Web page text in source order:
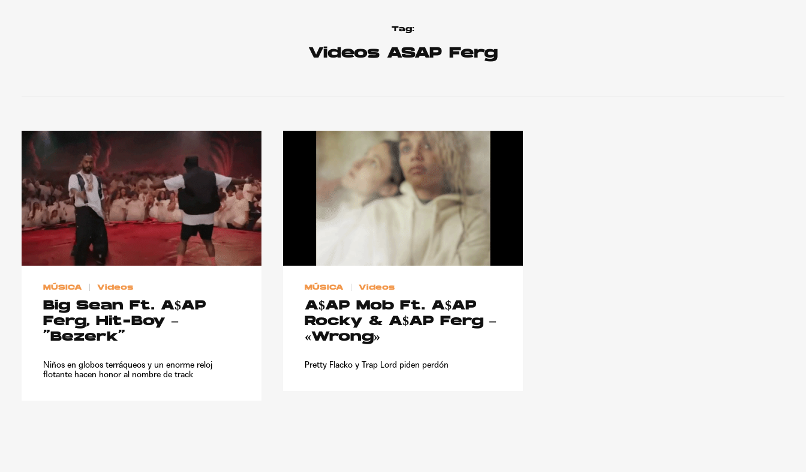
Tag:
Videos ASAP Ferg
MÚSICA Videos
Big Sean Ft. A$AP
Ferg, Hit-Boy –
“Bezerk”
Niños en globos terráqueos y un enorme reloj
flotante hacen honor al nombre de track
MÚSICA Videos
A$AP Mob Ft. A$AP
Rocky & A$AP Ferg –
«Wrong»
Pretty Flacko y Trap Lord piden perdón